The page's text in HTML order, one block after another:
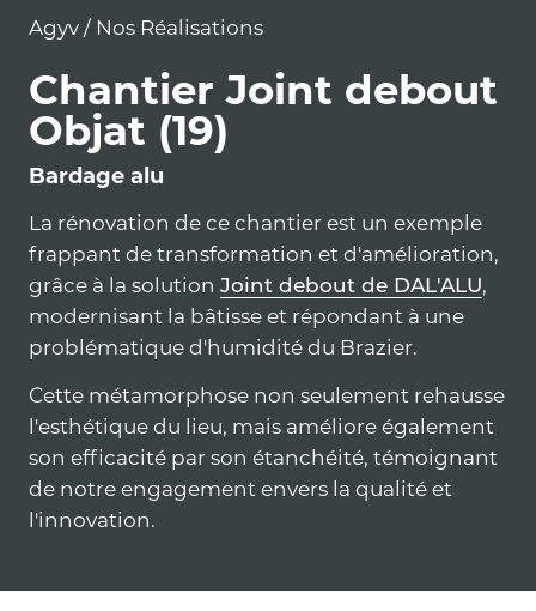
Agyv / Nos Réalisations
Chantier Joint debout
Objat (19)
Bardage alu
La rénovation de ce chantier est un exemple
frappant de transformation et d'amélioration,
grâce à la solution Joint debout de DAL'ALU,
modernisant la bâtisse et répondant à une
problématique d'humidité du Brazier.
Cette métamorphose non seulement rehausse
l'esthétique du lieu, mais améliore également
son efficacité par son étanchéité, témoignant
de notre engagement envers la qualité et
l'innovation.